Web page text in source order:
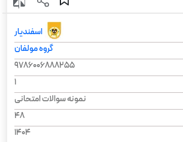
اسفندیار
گروه مولفان
9786006888255
1
نمونه سوالات امتحانی
48
1404